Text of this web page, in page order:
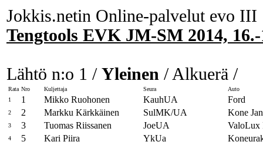
Jokkis.netin Online-palvelut evo III
Tengtools EVK JM-SM 2014, 16.-
Lähtö n:o 1 / Yleinen / Alkuerä /
Rata Nro Kuljettaja Seura
Auto
1
1 Mikko Ruohonen KauhUA Ford
2 2 Markku Kärkkäinen SulMK/UA Kone
3 3 Tuomas Riissanen JoeUA ValoLux
4 5 Kari Piira YkUa